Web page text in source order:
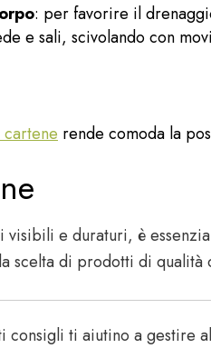
: per favorire il
e sali, scivolando con
cartene rende comoda la
visibili e duraturi, è
scelta di prodotti di
consigli ti aiutino a gestire